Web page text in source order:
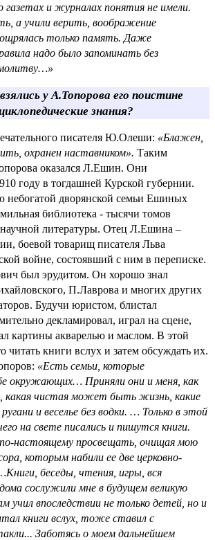
и журналах понятия не имели.
а учили верить, воображение
только память. Даже
надо было запоминать без
у А.Топорова его поистине
знания?
писателя Ю.Олеши: «Блажен,
охранен наставником». Таким
оказался Л.Ешин. Они
году в тогдашней Курской губернии.
небогатой дворянской семьи Ешиных
библиотека - тысячи томов
литературы. Отец Л.Ешина –
боевой товарищ писателя Льва
войне, состоявший с ним в переписке.
был эрудитом. Он хорошо знал
П.Лаврова и многих других
Будучи юристом, блистал
декламировал, играл на сцене,
картины акварелью и маслом. В этой
читать книги вслух и затем обсуждать их.
«Есть семьи, которые
окружающих… Приняли они и меня, как
какая чистая может быть жизнь, какие
и веселье без водки. … Только в этой
на свете писались и пишутся книги.
по-настоящему просвещать, очищая мою
которым набили ее две церковно-
беседы, чтения, игры, вся
сослужили мне в будущем великую
учил впоследствии не только детей, но и
книги вслух, тоже ставил с
Заботясь о моем дальнейшем